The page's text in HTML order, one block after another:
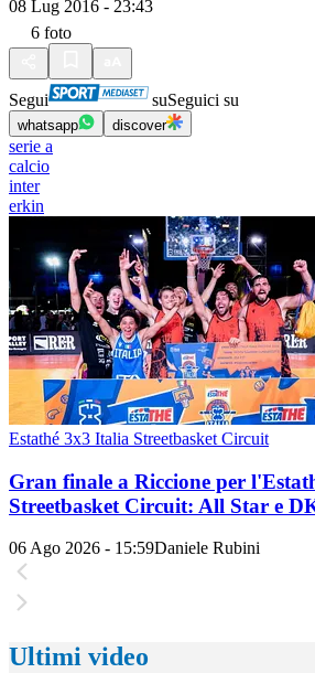
08 Lug 2016 - 23:43
6 foto
Segui suSeguici su
whatsapp discover
serie a
calcio
inter
erkin
Estathé 3x3 Italia Streetbasket Circuit
Gran finale a Riccione per
Streetbasket Circuit: All Star e
06 Ago 2026 - 15:59Daniele Rubini
Ultimi video